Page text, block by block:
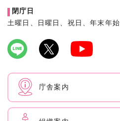
閉庁日
土曜日、日曜日、祝日、年末年始
庁舎案内